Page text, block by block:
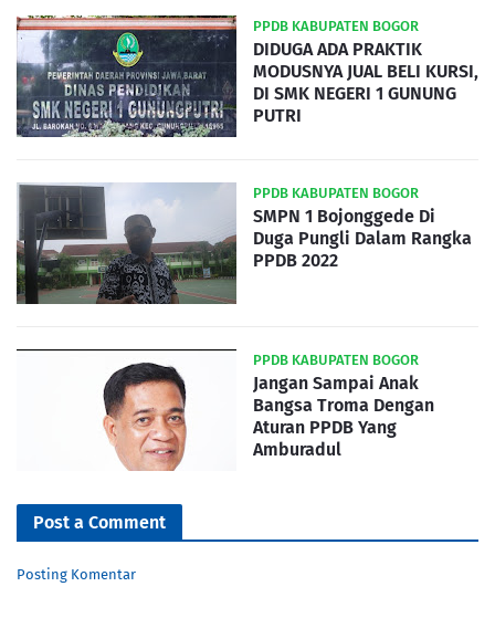
PPDB KABUPATEN BOGOR
DIDUGA ADA PRAKTIK
MODUSNYA JUAL BELI KURSI,
DI SMK NEGERI 1 GUNUNG
PUTRI
PPDB KABUPATEN BOGOR
SMPN 1 Bojonggede Di
Duga Pungli Dalam Rangka
PPDB 2022
PPDB KABUPATEN BOGOR
Jangan Sampai Anak
Bangsa Troma Dengan
Aturan PPDB Yang
Amburadul
Post a Comment
Posting Komentar